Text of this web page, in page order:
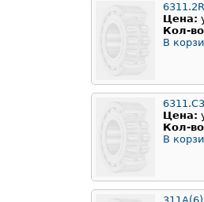
Цена:
Кол-
В
Цена:
Кол-
В